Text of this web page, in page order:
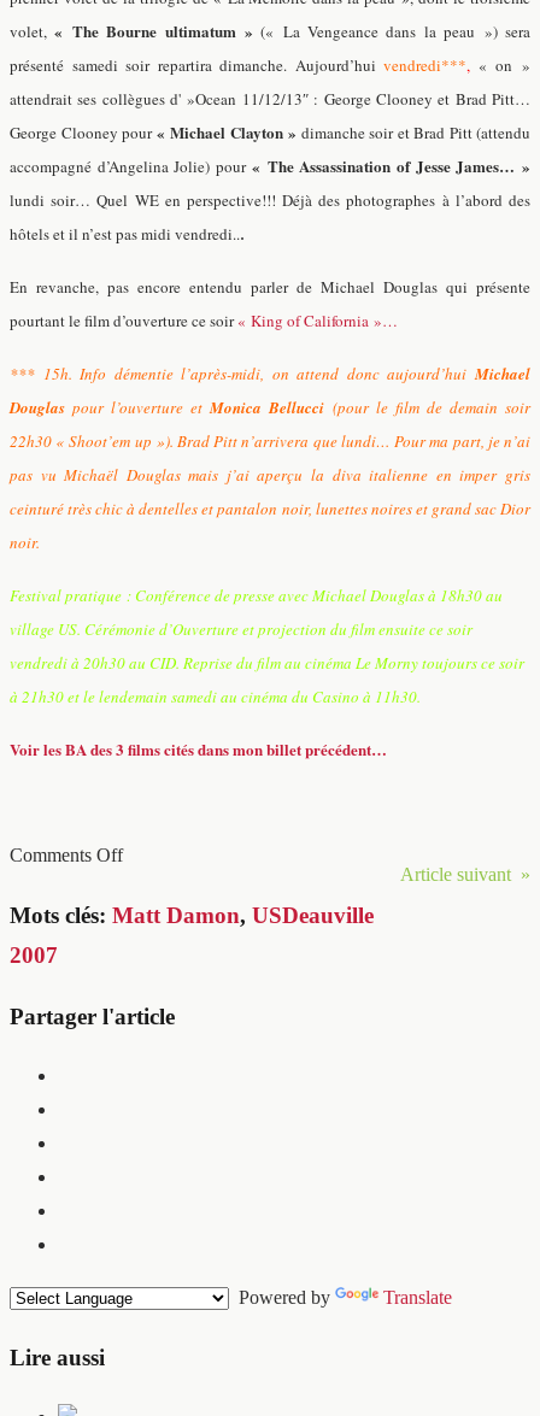
volet,« The Bourne ultimatum » (« La Vengeance dans la peau ») sera
présenté samedi soir repartira dimanche. Aujourd’huivendredi***, « on »
attendrait ses collègues d' »Ocean 11/12/13″ : George Clooney et Brad Pitt…
George Clooney pour« Michael Clayton » dimanche soir et Brad Pitt (attendu
accompagné d’Angelina Jolie) pour « The Assassination of Jesse James… »
lundi soir… Quel WE en perspective!!! Déjà des photographes à l’abord des
hôtels et il n’est pas midi vendredi...
En revanche, pas encore entendu parler de Michael Douglas qui présente
pourtant le film d’ouverture ce soir« King of California »…
*** 15h. Info démentie l’après-midi, on attend donc aujourd’huiMichael
Douglas pour l’ouverture etMonica Bellucci (pour le film de demain soir
22h30 « Shoot’em up »). Brad Pitt n’arrivera que lundi… Pour ma part, je n’ai
pas vu Michaël Douglas mais j’ai aperçu la diva italienne en imper gris
ceinturé très chic à dentelles et pantalon noir, lunettes noires et grand sac Dior
noir.
Festival pratique : Conférence de presse avec Michael Douglas à 18h30 au
village US. Cérémonie d’Ouverture et projection du film ensuite ce soir
vendredi à 20h30 au CID. Reprise du film au cinéma Le Morny toujours ce soir
à 21h30 et le lendemain samedi au cinéma du Casino à 11h30.
Voir les BA des 3 films cités dans mon billet précédent…
Article suivant »
Comments Off
Mots clés: Matt Damon, USDeauville
2007
Partager l'article
Powered by Translate
Lire aussi